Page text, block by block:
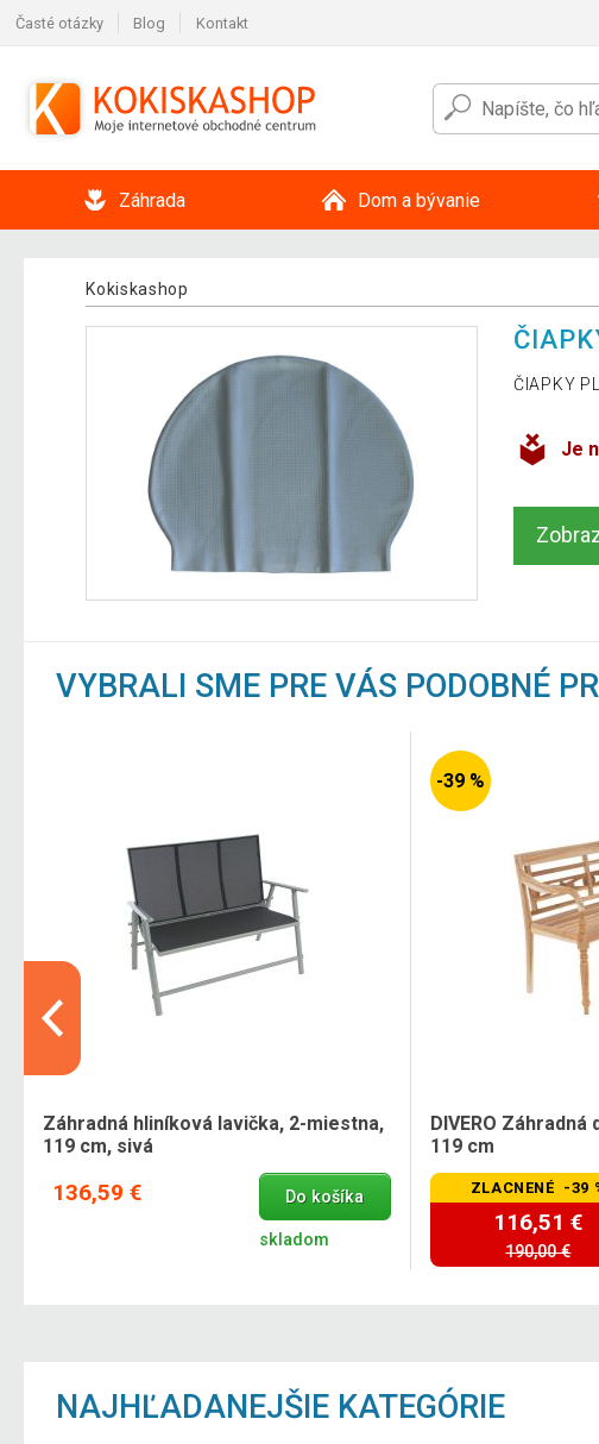
Časté otázky Blog Kontakt
Záhrada Dom a bývanie
Kokiskashop
ČIAPKY
Je
VYBRALI SME PRE VÁS PODOBNÉ
Záhradná hliníková lavička, 2-miestna,
119 cm, sivá
136,59 € Do košíka
skladom
-39 %
DIVERO
119 cm
ZLACNENÉ -39
116,51 €
190,00 €
NAJHĽADANEJŠIE KATEGÓRIE